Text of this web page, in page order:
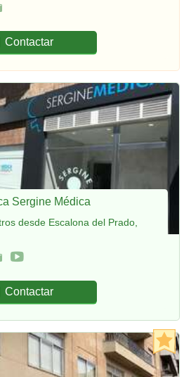
Contactar
Sergine Médica
desde Escalona del Prado,
Contactar